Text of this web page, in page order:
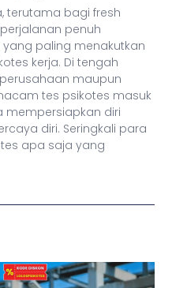
terutama bagi fresh
penuh
paling menakutkan
kerja. Di tengah
maupun
tes psikotes masuk
mempersiapkan diri
diri. Seringkali para
apa saja yang